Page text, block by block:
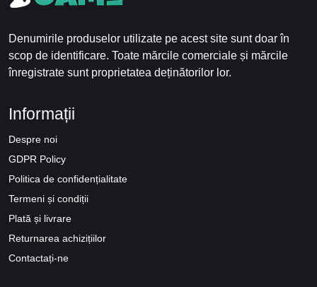
Denumirile produselor utilizate pe acest site sunt doar în
scop de identificare. Toate mărcile comerciale și mărcile
înregistrate sunt proprietatea deținătorilor lor.
Informații
Despre noi
GDPR Policy
Politica de confidențialitate
Termeni și condiții
Plată și livrare
Returnarea achizițiilor
Contactați-ne